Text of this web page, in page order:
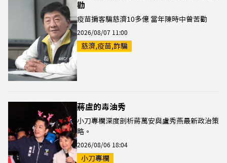
勸
疫苗掮客騙慈濟10多億 當年陳時中曾苦勸
2026/08/07 11:00
慈濟,疫苗,詐騙
蔣盧的毒油秀
小刀專欄深度剖析蔣萬安與盧秀燕最新政治策
略。
2026/08/06 18:04
小刀專欄